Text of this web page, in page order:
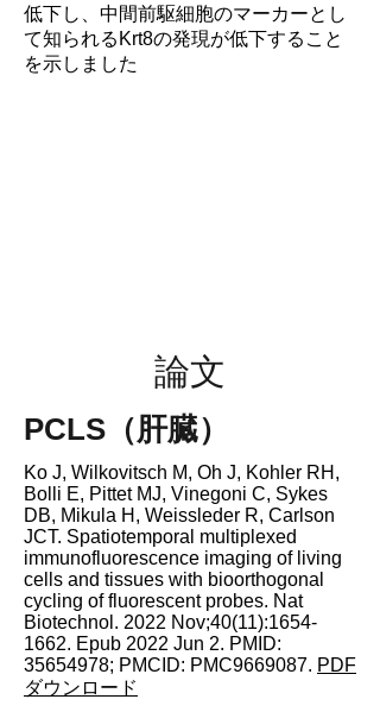
低下し、中間前駆細胞のマーカーとし
て知られるKrt8の発現が低下すること
を示しました
論文
PCLS（肝臓）
Ko J, Wilkovitsch M, Oh J, Kohler RH,
Bolli E, Pittet MJ, Vinegoni C, Sykes
DB, Mikula H, Weissleder R, Carlson
JCT. Spatiotemporal multiplexed
immunofluorescence imaging of living
cells and tissues with bioorthogonal
cycling of fluorescent probes. Nat
Biotechnol. 2022 Nov;40(11):1654-
1662. Epub 2022 Jun 2. PMID:
35654978; PMCID: PMC9669087. PDF
ダウンロード